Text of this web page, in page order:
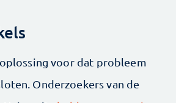
voor dat probleem
Onderzoekers van de